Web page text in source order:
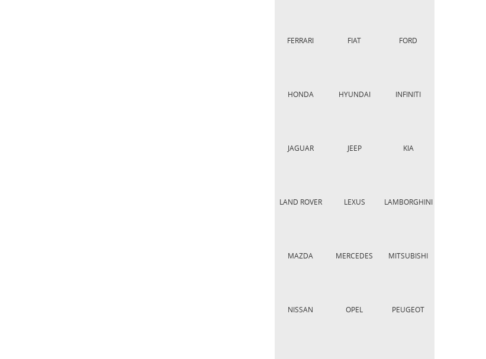
FERRARI FIAT FORD
HONDA HYUNDAI INFINITI
JAGUAR JEEP KIA
LAND ROVER LEXUS LAMBORGHINI
MAZDA MERCEDES MITSUBISHI
NISSAN OPEL PEUGEOT